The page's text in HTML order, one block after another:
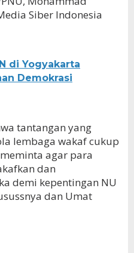
Siber Indonesia
di Yogyakarta
Demokrasi
tantangan yang
lembaga wakaf cukup
agar para
dan
demi kepentingan NU
dan Umat